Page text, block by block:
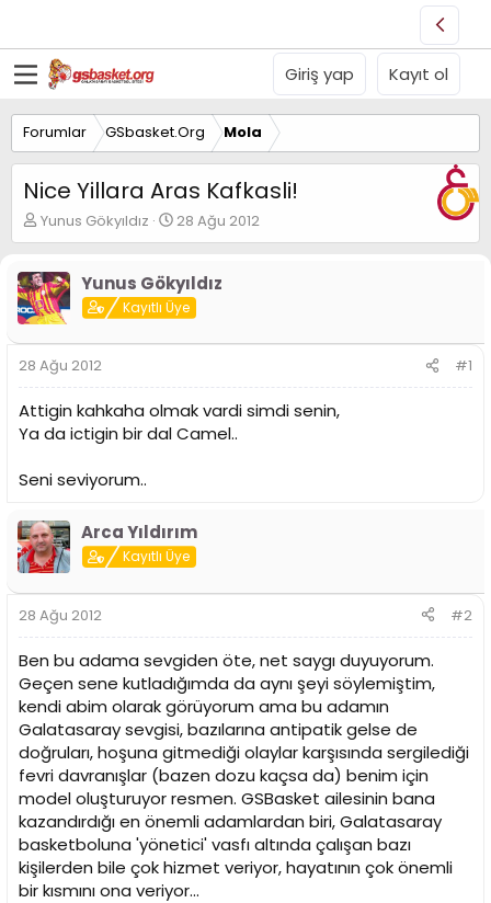
Giriş yap Kayıt ol
Forumlar GSbasket.Org Mola
Nice Yillara Aras Kafkasli!
K
o
u
y
u
B
a
ş
a
n
Yunus Gökyıldız
B
a
l
a
n
g
a
r
28 Ağu 2012
Yunus Gökyıldız
Kayıtlı Üye
28 Ağu 2012 #1
Attigin kahkaha olmak vardi simdi senin,
Ya da ictigin bir dal Camel..
Seni seviyorum..
Arca Yıldırım
Kayıtlı Üye
28 Ağu 2012 #2
Ben bu adama sevgiden öte, net saygı duyuyorum.
Geçen sene kutladığımda da aynı şeyi söylemiştim,
kendi abim olarak görüyorum ama bu adamın
Galatasaray sevgisi, bazılarına antipatik gelse de
doğruları, hoşuna gitmediği olaylar karşısında sergilediği
fevri davranışlar (bazen dozu kaçsa da) benim için
model oluşturuyor resmen. GSBasket ailesinin bana
kazandırdığı en önemli adamlardan biri, Galatasaray
basketboluna 'yönetici' vasfı altında çalışan bazı
kişilerden bile çok hizmet veriyor, hayatının çok önemli
bir kısmını ona veriyor...